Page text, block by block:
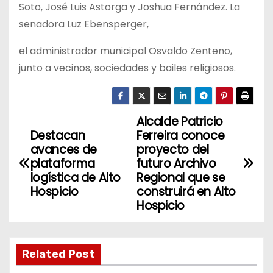
Soto, José Luis Astorga y Joshua Fernández. La
senadora Luz Ebensperger,
el administrador municipal Osvaldo Zenteno,
junto a vecinos, sociedades y bailes religiosos.
N
a
a
Alcalde Patricio
Ferreira conoce
proyecto del
futuro Archivo
Regional que se
construirá en Alto
Hospicio
Destacan
avances de
plataforma
logística de Alto
Hospicio
Related Post